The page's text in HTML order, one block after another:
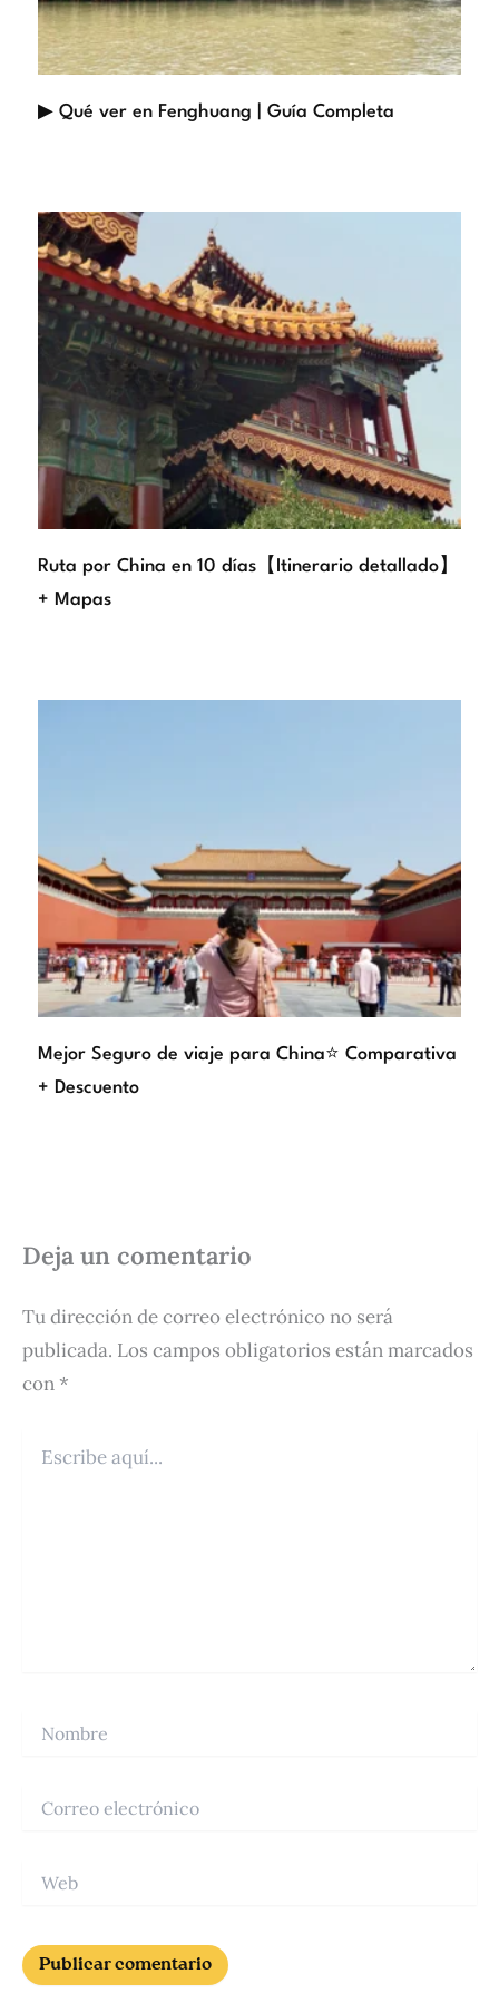
▶ Qué ver en Fenghuang | Guía Completa
Ruta por China en 10 días【Itinerario detallado】
+ Mapas
Mejor Seguro de viaje para China⭐ Comparativa
+ Descuento
Deja un comentario
Tu dirección de correo electrónico no será
publicada. Los campos obligatorios están marcados
con*
aquí...
electrónico